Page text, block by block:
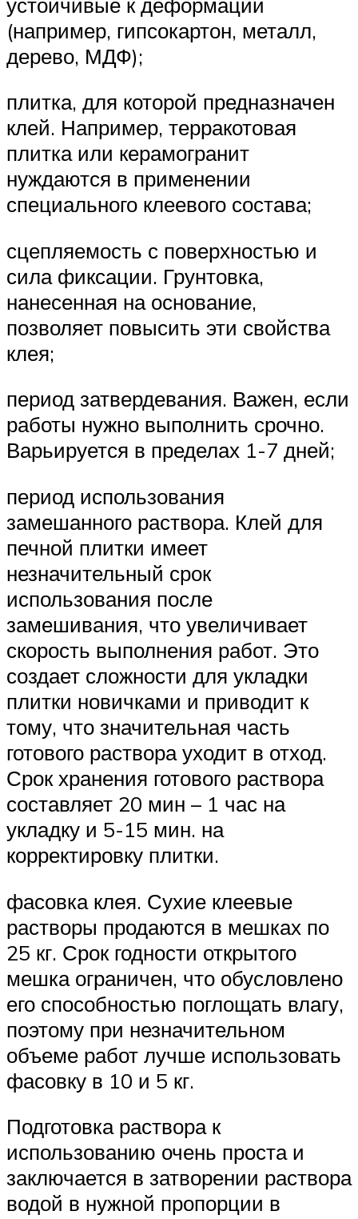
(например, гипсокартон, металл,
дерево, МДФ);
плитка, для которой предназначен
клей. Например, терракотовая
плитка или керамогранит
нуждаются в применении
специального клеевого состава;
сцепляемость с поверхностью и
сила фиксации. Грунтовка,
нанесенная на основание,
позволяет повысить эти свойства
клея;
период затвердевания. Важен, если
работы нужно выполнить срочно.
Варьируется в пределах 1-7 дней;
период использования
замешанного раствора. Клей для
печной плитки имеет
незначительный срок
использования после
замешивания, что увеличивает
скорость выполнения работ. Это
создает сложности для укладки
плитки новичками и приводит к
тому, что значительная часть
готового раствора уходит в отход.
Срок хранения готового раствора
составляет 20 мин – 1 час на
укладку и 5-15 мин. на
корректировку плитки.
фасовка клея. Сухие клеевые
растворы продаются в мешках по
25 кг. Срок годности открытого
мешка ограничен, что обусловлено
его способностью поглощать влагу,
поэтому при незначительном
объеме работ лучше использовать
фасовку в 10 и 5 кг.
Подготовка раствора к
использованию очень проста и
заключается в затворении раствора
водой в нужной пропорции в